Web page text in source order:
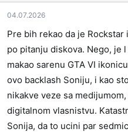
a
n
a
:
04.07.2026
Pre bih rekao da je
po pitanju diskova. Nego, je
makao sarenu GTA VI
ovo backlash Soniju, i kao
nikakve veze sa
digitalnom vlasnistvu.
Sonija, da to ucini par